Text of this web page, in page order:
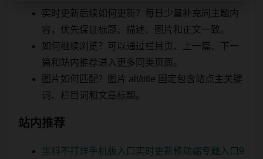
实时更新后续如何更新？每日少量补充同主题内
容，优先保证标题、描述、图片和正文一致。
如何继续浏览？可以通过栏目页、上一篇、下一
篇和站内推荐进入更多同类页面。
图片如何匹配？图片 alt/title 固定包含站点主关键
词、栏目词和文章标题。
站内推荐
黑料不打烊手机版入口实时更新移动端专题入口9